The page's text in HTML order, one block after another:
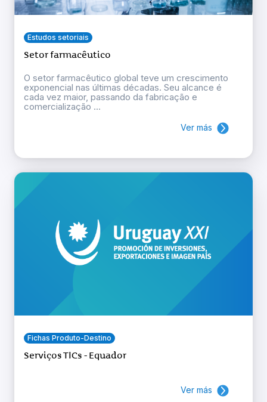
Estudos setoriais
Setor farmacêutico
O setor farmacêutico global teve um crescimento
exponencial nas últimas décadas. Seu alcance é
cada vez maior, passando da fabricação e
comercialização ...
Ver más
Fichas Produto-Destino
Serviços TICs - Equador
Ver más